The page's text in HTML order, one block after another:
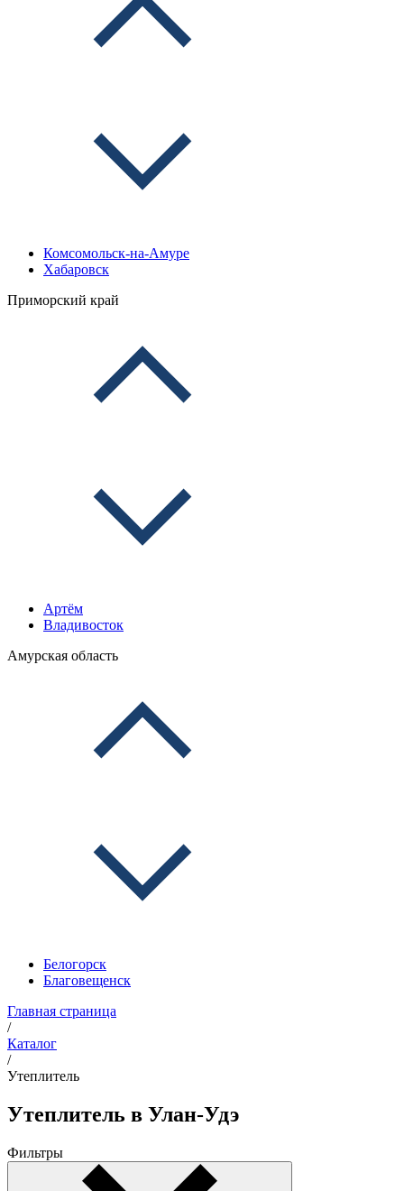
Комсомольск-на-Амуре
Хабаровск
Приморский край
Артём
Владивосток
Амурская область
Белогорск
Благовещенск
Главная страница
/
Каталог
/
Утеплитель
Утеплитель в Улан-Удэ
Фильтры